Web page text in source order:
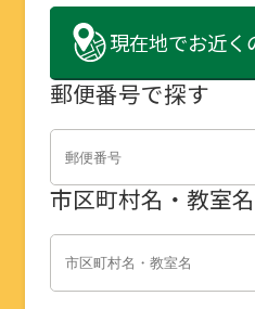
現在地でお近く
郵便番号で探す
市区町村名・教室